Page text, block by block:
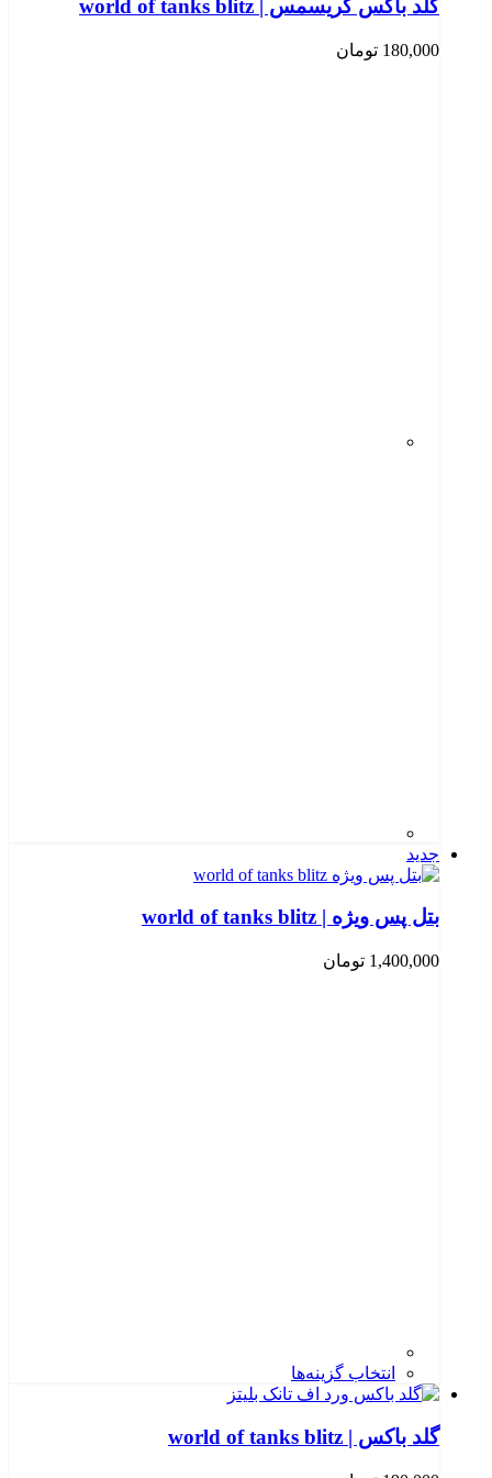
گلد باکس کریسمس | world of tanks blitz
180,000 تومان
جدید
بتل پس ویژه | world of tanks blitz
1,400,000 تومان
انتخاب گزینه‌ها
گلد باکس | world of tanks blitz